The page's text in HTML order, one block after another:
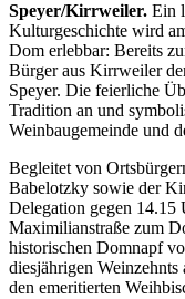
Speyer/Kirrweiler. Ein
Kulturgeschichte wird
Dom erlebbar: Bereits
Bürger aus Kirrweiler
Speyer. Die feierliche
Tradition an und
Weinbaugemeinde und
Begleitet von
Babelotzky sowie der
Delegation gegen 14.15
Maximilianstraße zum
historischen Domnapf
diesjährigen
den emeritierten